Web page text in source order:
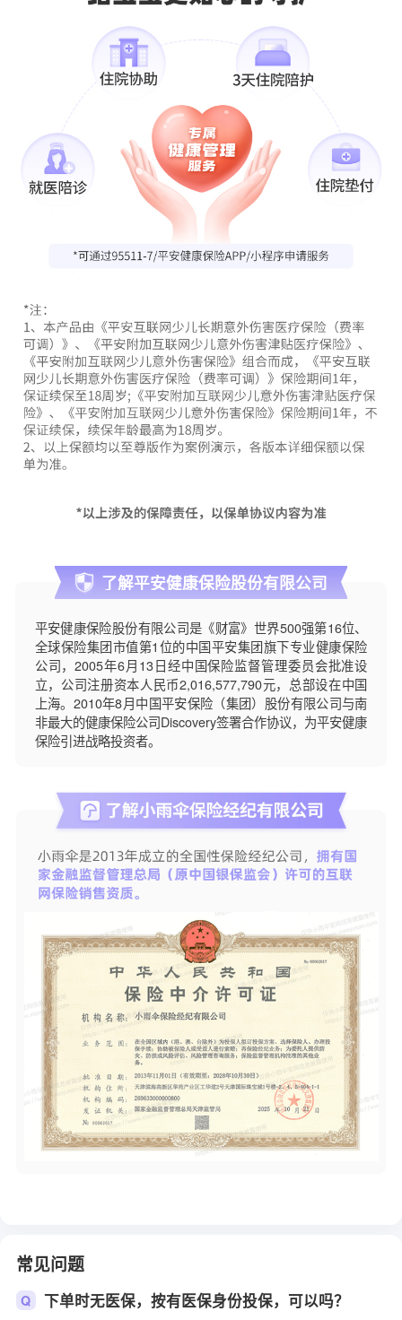
了解平安健康保险股份有限公司
平安健康保险股份有限公司是《财富》世界500强第16位、
全球保险集团市值第1位的中国平安集团旗下专业健康保险
公司，2005年6月13日经中国保险监督管理委员会批准设
立，公司注册资本人民币2,016,577,790元，总部设在中国
上海。2010年8月中国平安保险（集团）股份有限公司与南
非最大的健康保险公司Discovery签署合作协议，为平安健康
保险引进战略投资者。
常见问题
Q 下单时无医保，按有医保身份投保，可以吗？